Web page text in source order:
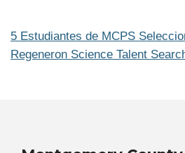
5 Estudiantes de MCPS
Regeneron Science Talent